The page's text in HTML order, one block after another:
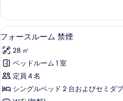
す
る
の
す
べ
て
の
写
真
ル
ー
ム
煙
の
詳
細
フ
ォ
ー
ス
ル
ー
フ
8
フォースルーム 禁煙
28 ㎡
ベッドルーム 1 室
定員 4 名
シングルベッド 2 台およびセミダ